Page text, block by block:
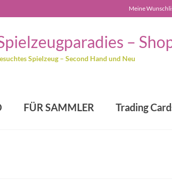
Meine
Spielzeug – Second Hand und Neu
FÜR SAMMLER Trading